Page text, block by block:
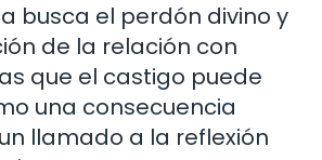
busca el perdón divino y
de la relación con
que el castigo puede
una consecuencia
llamado a la reflexión